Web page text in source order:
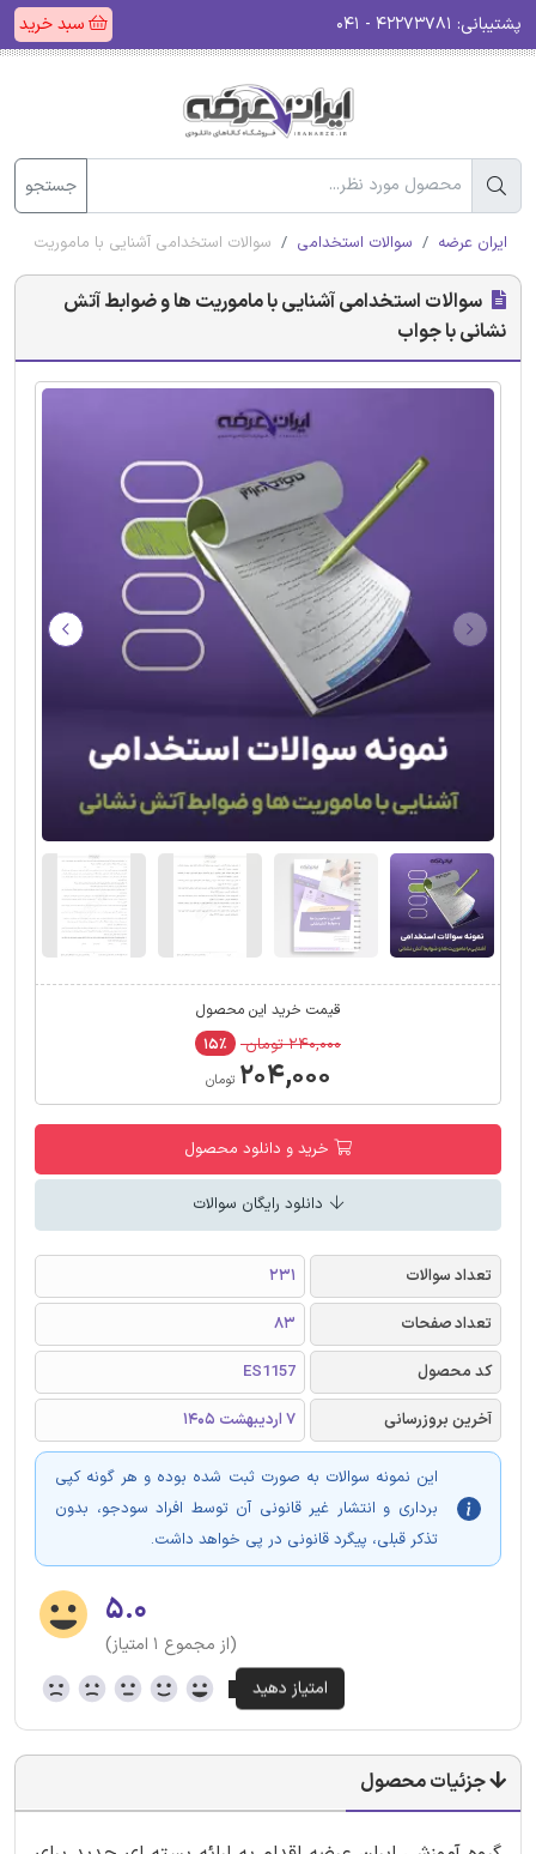
پشتیبانی: سبد خرید
جستجو
ایران عرضه سوالات استخدامی سوالات استخدامی آشنایی با ماموریت
سوالات استخدامی آشنایی با ماموریت ها و ضوابط آتش
نشانی با جواب
قیمت خرید این محصول
۲۴۰,۰۰۰ تومان ۱۵٪
۲۰۴,۰۰۰ تومان
خرید و دانلود محصول
دانلود رایگان سوالات
تعداد سوالات
231
تعداد صفحات
83
کد محصول
ES1157
آخرین بروزرسانی
7 اردیبهشت 1405
این نمونه سوالات به صورت ثبت شده بوده و هر گونه کپی
برداری و انتشار غیر قانونی آن توسط افراد سودجو، بدون
تذکر قبلی، پیگرد قانونی در پی خواهد داشت.
۵.۰
(از مجموع ۱ امتیاز)
جزئیات محصول